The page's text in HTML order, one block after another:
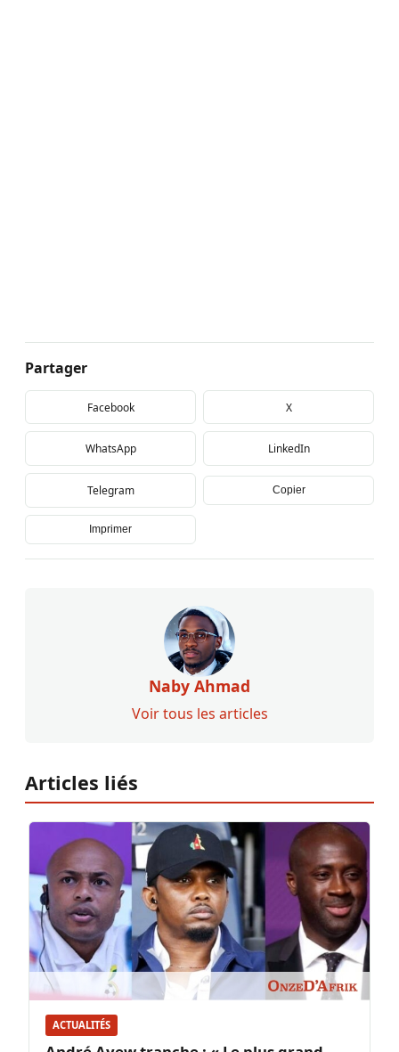
Partager
Facebook X
WhatsApp LinkedIn
Telegram Copier
Imprimer
Naby Ahmad
Voir tous les articles
Articles liés
ACTUALITÉS